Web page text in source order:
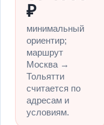
₽
минимальный
ориентир;
маршрут
Москва →
Тольятти
считается по
адресам и
условиям.